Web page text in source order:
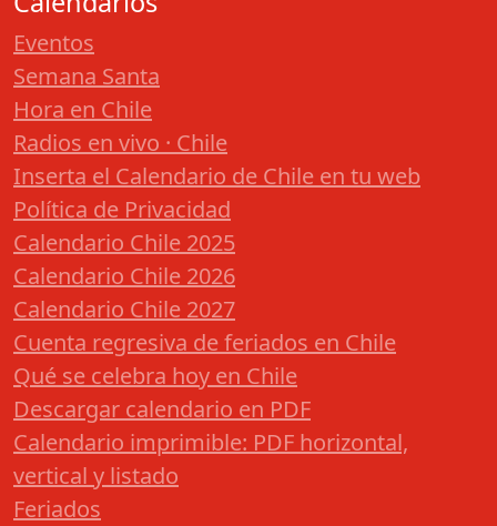
Eventos
Semana Santa
Hora en Chile
Radios en vivo · Chile
Inserta el Calendario de Chile en tu web
Política de Privacidad
Calendario Chile 2025
Calendario Chile 2026
Calendario Chile 2027
Cuenta regresiva de feriados en Chile
Qué se celebra hoy en Chile
Descargar calendario en PDF
Calendario imprimible: PDF horizontal,
vertical y listado
Feriados